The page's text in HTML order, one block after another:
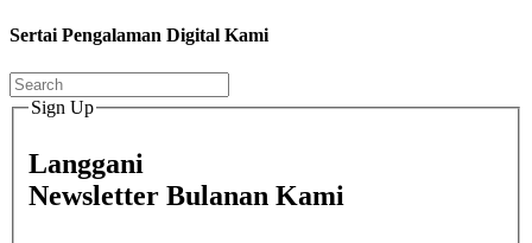
Sertai Pengalaman Digital Kami
Sign Up
Langgani
Newsletter Bulanan Kami